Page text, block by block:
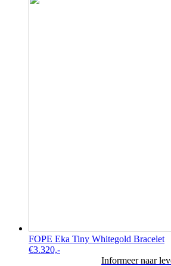
FOPE Eka Tiny Whitegold Bracelet
€3.320,-
Informeer naar